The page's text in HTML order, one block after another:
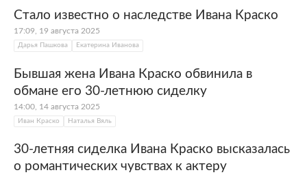
Стало известно о наследстве Ивана Краско
17:09, 19 августа 2025
Дарья Пашкова Екатерина Иванова
Бывшая жена Ивана Краско обвинила в
обмане его 30-летнюю сиделку
14:00, 14 августа 2025
Иван Краско Наталья Вяль
30-летняя сиделка Ивана Краско высказалась
о романтических чувствах к актеру